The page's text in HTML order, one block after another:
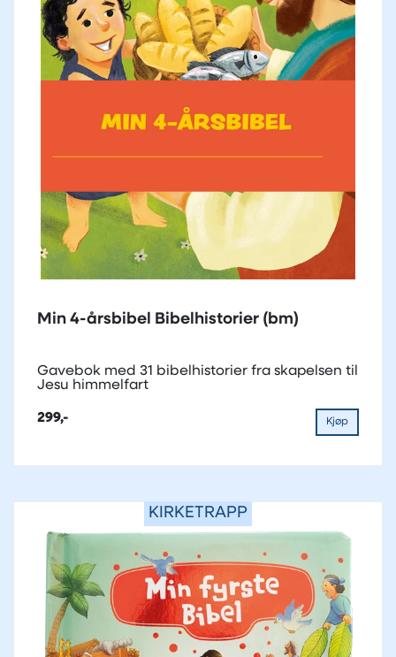
Min 4-årsbibel Bibelhistorier (bm)
Gavebok med 31 bibelhistorier fra skapelsen til
Jesu himmelfart
299,- Kjøp
KIRKETRAPP